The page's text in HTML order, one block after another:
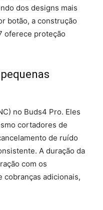
dos designs mais
botão, a construção
oferece proteção
no Buds4 Pro. Eles
cortadores de
de ruído
A duração da
com os
cobranças adicionais,